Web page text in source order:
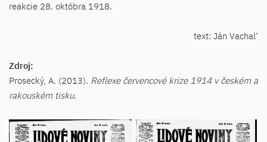
reakcie 28. októbra 1918.
text: Ján Vachal‘
Zdroj:
Prosecký, A. (2013). Reflexe červencové krize 1914 v českém a
rakouském tisku.